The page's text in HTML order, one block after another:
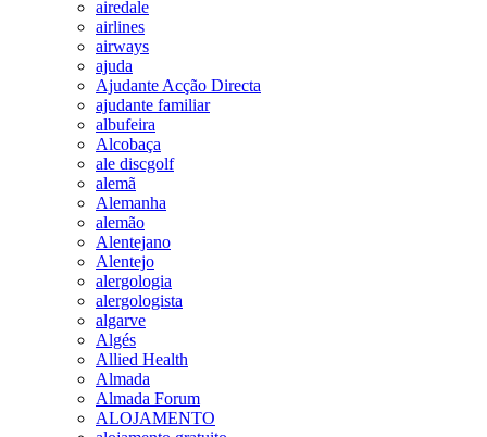
airedale
airlines
airways
ajuda
Ajudante Acção Directa
ajudante familiar
albufeira
Alcobaça
ale discgolf
alemã
Alemanha
alemão
Alentejano
Alentejo
alergologia
alergologista
algarve
Algés
Allied Health
Almada
Almada Forum
ALOJAMENTO